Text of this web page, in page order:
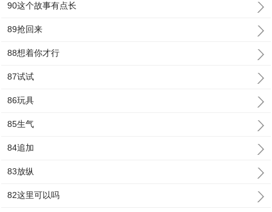
90这个故事有点长
89抢回来
88想着你才行
87试试
86玩具
85生气
84追加
83放纵
82这里可以吗